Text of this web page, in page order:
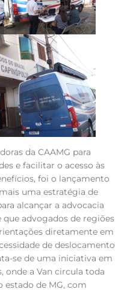
da CAAMG para
e facilitar o acesso às
foi o lançamento
uma estratégia de
alcançar a advocacia
advogados de regiões
diretamente em
de deslocamento
se de uma iniciativa em
onde a Van circula toda
estado de MG, com